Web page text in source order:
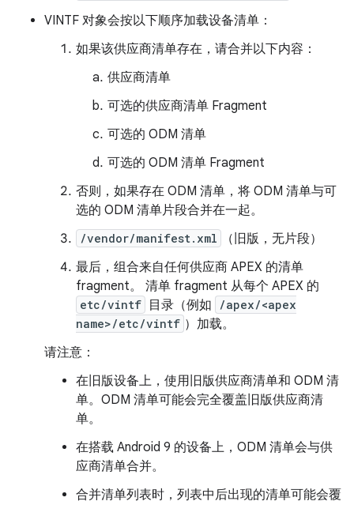
VINTF 对象会按以下顺序加载设备清单：
如果该供应商清单存在，请合并以下内容：
供应商清单
可选的供应商清单 Fragment
可选的 ODM 清单
可选的 ODM 清单 Fragment
否则，如果存在 ODM 清单，将 ODM 清单与可
选的 ODM 清单片段合并在一起。
/vendor/manifest.xml
（旧版，无片段）
最后，组合来自任何供应商 APEX 的清单
fragment。 清单 fragment 从每个 APEX 的
etc/vintf 目录（例如
/apex/<apex
name>/etc/vintf ）加载。
请注意：
在旧版设备上，使用旧版供应商清单和 ODM 清
单。ODM 清单可能会完全覆盖旧版供应商清
单。
在搭载 Android 9 的设备上，ODM 清单会与供
应商清单合并。
合并清单列表时，列表中后出现的清单可能会覆